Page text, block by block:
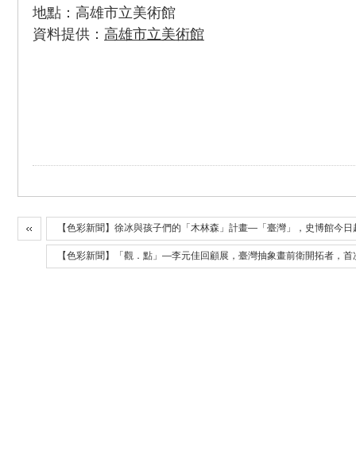
地點：高雄市立美術館
資料提供： 高雄市立美術館
【色彩新聞】徐冰與孩子們的「木林森」計畫—「臺灣」，史博館今日
【色彩新聞】「觀．點」—李元佳回顧展，臺灣抽象畫前衛開拓者，